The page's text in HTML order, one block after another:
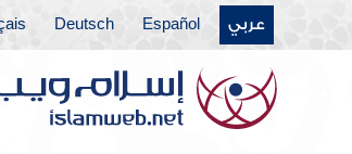
عربي Español
Deutsch